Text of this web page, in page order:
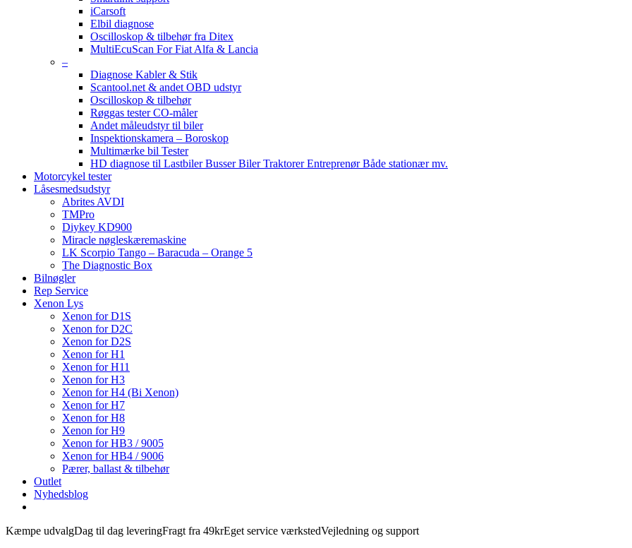
iCarsoft
Elbil diagnose
Oscilloskop & tilbehør fra Ditex
MultiEcuScan For Fiat Alfa & Lancia
–
Diagnose Kabler & Stik
Scantool.net & andet OBD udstyr
Oscilloskop & tilbehør
Røggas tester CO-måler
Andet måleudstyr til biler
Inspektionskamera – Boroskop
Multimærke bil Tester
HD diagnose til Lastbiler Busser Biler Traktorer Entreprenør Både stationær mv.
Motorcykel tester
Låsesmedsudstyr
Abrites AVDI
TMPro
Diykey KD900
Miracle nøgleskæremaskine
LK Scorpio Tango – Baracuda – Orange 5
The Diagnostic Box
Bilnøgler
Rep Service
Xenon Lys
Xenon for D1S
Xenon for D2C
Xenon for D2S
Xenon for H1
Xenon for H11
Xenon for H3
Xenon for H4 (Bi Xenon)
Xenon for H7
Xenon for H8
Xenon for H9
Xenon for HB3 / 9005
Xenon for HB4 / 9006
Pærer, ballast & tilbehør
Outlet
Nyhedsblog
Kæmpe udvalgDag til dag leveringFragt fra 49krEget service værkstedVejledning og support